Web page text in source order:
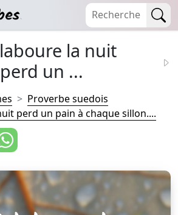
la nuit
perd un ...
Proverbe suedois
perd un pain à chaque sillon....